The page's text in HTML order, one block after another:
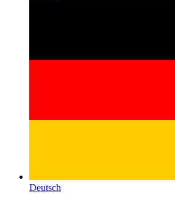
Deutsch